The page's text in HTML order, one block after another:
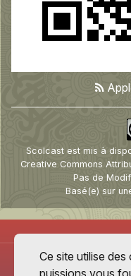
Scolcast est mis à
Creative Commons
Pas de
Basé(e) sur
Ce site utilise